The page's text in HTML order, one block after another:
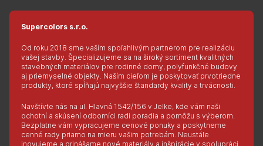
Supercolors s.r.o.
Od roku 2018 sme vaším spoľahlivým partnerom pre realizáciu
vašej stavby. Špecializujeme sa na široký sortiment kvalitných
stavebných materiálov pre rodinné domy, polyfunkčné budovy
aj priemyselné objekty. Naším cieľom je poskytovať prvotriedne
produkty, ktoré spĺňajú najvyššie štandardy kvality a trvácnosti.
Navštívte nás na ul. Hlavná 1542/156 v Jelke, kde vám naši
ochotní a skúsení odborníci radi poradia a pomôžu s výberom.
Bezplatne vám vypracujeme cenové ponuky a poskytneme
cenné rady priamo na mieru vašim potrebám. Neustále
inovujeme a prinášame nové materiály a inšpirácie v spolupráci